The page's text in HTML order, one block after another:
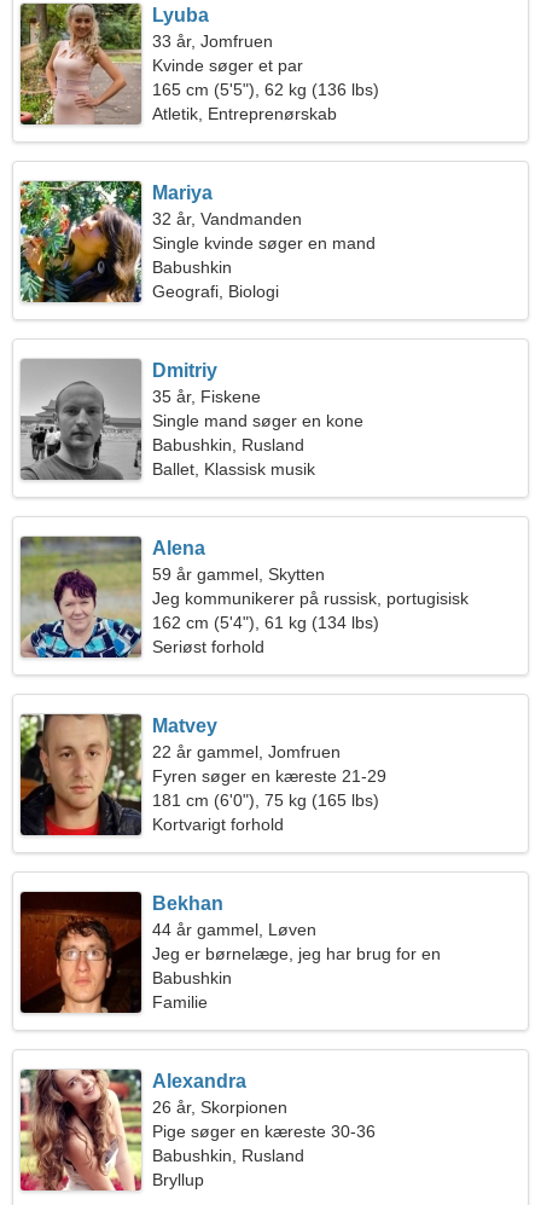
Lyuba
33 år, Jomfruen
Kvinde søger et par
165 cm (5'5"), 62 kg (136 lbs)
Atletik, Entreprenørskab
Mariya
32 år, Vandmanden
Single kvinde søger en mand
Babushkin
Geografi, Biologi
Dmitriy
35 år, Fiskene
Single mand søger en kone
Babushkin, Rusland
Ballet, Klassisk musik
Alena
59 år gammel, Skytten
Jeg kommunikerer på russisk, portugisisk
162 cm (5'4"), 61 kg (134 lbs)
Seriøst forhold
Matvey
22 år gammel, Jomfruen
Fyren søger en kæreste 21-29
181 cm (6'0"), 75 kg (165 lbs)
Kortvarigt forhold
Bekhan
44 år gammel, Løven
Jeg er børnelæge, jeg har brug for en
drømmende kvinde
Babushkin
Familie
Alexandra
26 år, Skorpionen
Pige søger en kæreste 30-36
Babushkin, Rusland
Bryllup